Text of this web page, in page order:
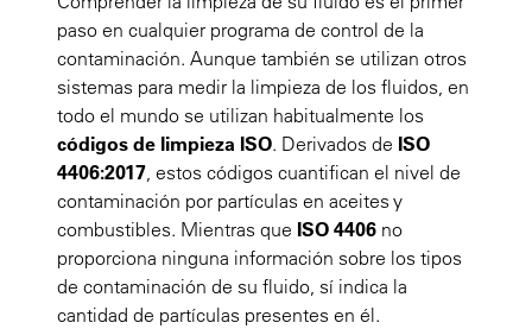
paso en cualquier programa de control de la
contaminación. Aunque también se utilizan otros
sistemas para medir la limpieza de los fluidos, en
todo el mundo se utilizan habitualmente los
códigos de limpieza ISO. Derivados de ISO
4406:2017, estos códigos cuantifican el nivel de
contaminación por partículas en aceites y
combustibles. Mientras que ISO 4406 no
proporciona ninguna información sobre los tipos
de contaminación de su fluido, sí indica la
cantidad de partículas presentes en él.